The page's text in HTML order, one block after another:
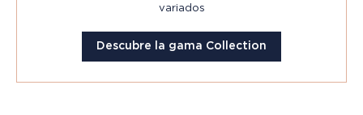
variados
Descubre la gama Collection